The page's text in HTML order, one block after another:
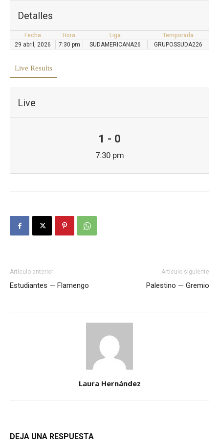
Detalles
Fecha Hora Liga
Temporada
29 abril, 2026
7:30 pm SUDAMERICANA26 GRUPOSSUDA226
Live Results
Live
1 - 0
7:30 pm
Artículo anterior
Estudiantes — Flamengo
Artículo siguiente
Palestino — Gremio
Laura Hernández
DEJA UNA RESPUESTA